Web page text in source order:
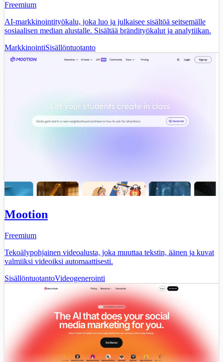
Freemium
AI-markkinointityökalu, joka luo ja julkaisee sisältöä seitsemälle
sosiaalisen median alustalle. Sisältää brändityökalut ja analytiikan.
MarkkinointiSisällöntuotanto
Mootion
Freemium
Tekoälypohjainen videoalusta, joka muuttaa tekstin, äänen ja kuvat
valmiiksi videoiksi automaattisesti.
SisällöntuotantoVideogenerointi